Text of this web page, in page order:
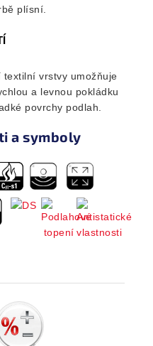
plísní.
textilní vrstvy umožňuje
a levnou pokládku
povrchy podlah.
a symboly